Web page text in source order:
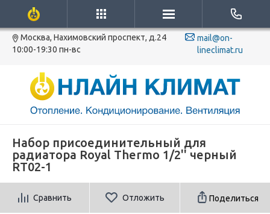
Москва, Нахимовский проспект, д.24
10:00-19:30 пн-вс
mail@on-
lineclimat.ru
Набор присоединительный для
радиатора Royal Thermo 1/2'' черный
RT02-1
Сравнить Отложить Поделиться